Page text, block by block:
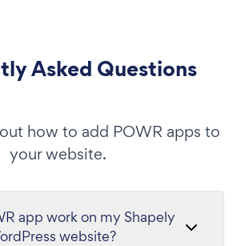
Asked Questions
how to add POWR apps to
your website.
app work on my Shapely
website?